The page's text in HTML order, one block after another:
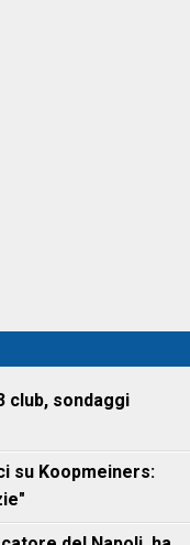
club, sondaggi
su Koopmeiners: